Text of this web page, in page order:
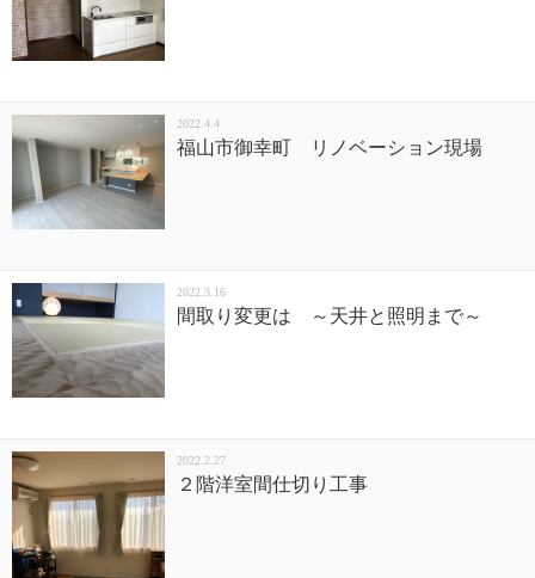
福山市御幸町 リノベーション現場
2022.4.4
間取り変更は ～天井と照明まで～
2022.3.16
２階洋室間仕切り工事
2022.2.27